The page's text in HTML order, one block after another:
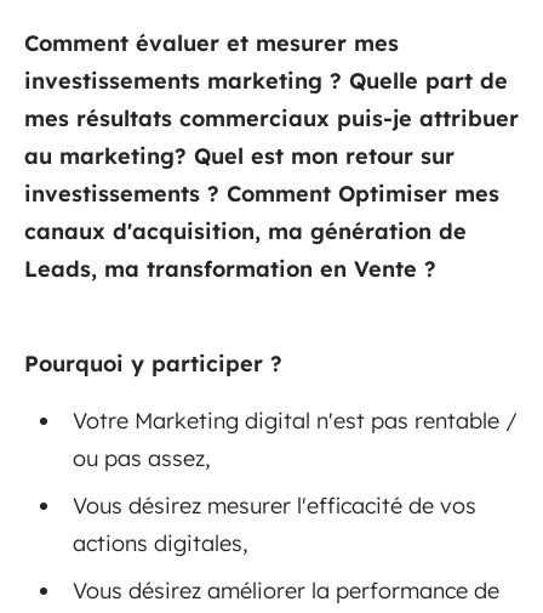
Comment évaluer et mesurer mes
investissements marketing ? Quelle part de
mes résultats commerciaux puis-je attribuer
au marketing? Quel est mon retour sur
investissements ? Comment Optimiser mes
canaux d'acquisition, ma génération de
Leads, ma transformation en Vente ?
Pourquoi y participer ?
Votre Marketing digital n'est pas rentable /
ou pas assez,
Vous désirez mesurer l'efficacité de vos
actions digitales,
Vous désirez améliorer la performance de